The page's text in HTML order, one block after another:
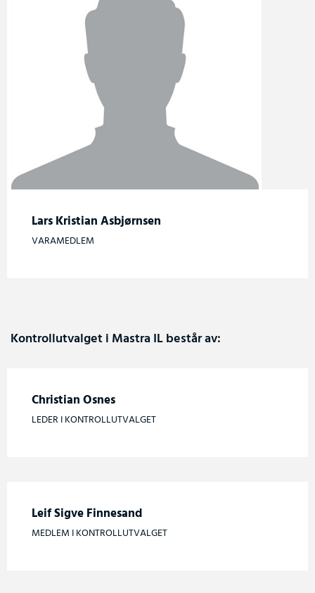
Lars Kristian Asbjørnsen
VARAMEDLEM
Kontrollutvalget i Mastra IL består av:
Christian Osnes
LEDER I KONTROLLUTVALGET
Leif Sigve Finnesand
MEDLEM I KONTROLLUTVALGET